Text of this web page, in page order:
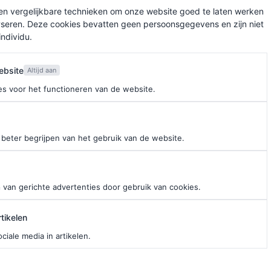
vergelijkbare technieken om onze website goed te laten werken
Deze cookies bevatten geen persoonsgegevens en zijn niet
Altijd aan
voor het functioneren van de website.
begrijpen van het gebruik van de website.
van gerichte advertenties door gebruik van cookies.
media in artikelen.